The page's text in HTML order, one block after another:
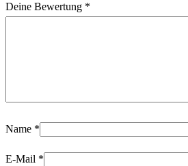
Deine Bewertung *
Name *
E-Mail *